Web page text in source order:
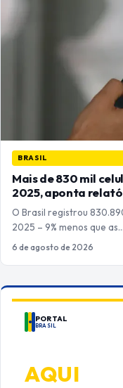
BRASIL
Mais de 830 mil
2025, aponta
O Brasil registrou
2025 – 9% menos que as…
6 de agosto de 2026
PORTAL
BRASIL
AQUI